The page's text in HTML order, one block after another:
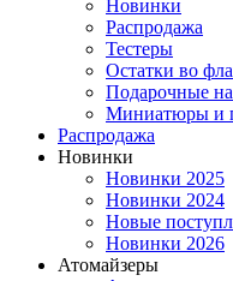
Новинки
Распродажа
Тестеры
Остатки во
Подарочные
Миниатюры и
Распродажа
Новинки
Новинки 2025
Новинки 2024
Новые
Новинки 2026
Атомайзеры